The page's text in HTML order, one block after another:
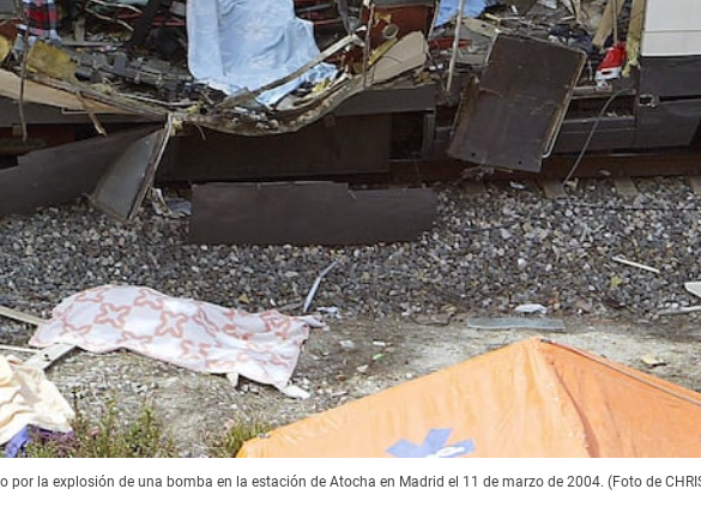
la explosión de una bomba en la estación de Atocha en Madrid el 11 de marzo de 2004. (Foto de